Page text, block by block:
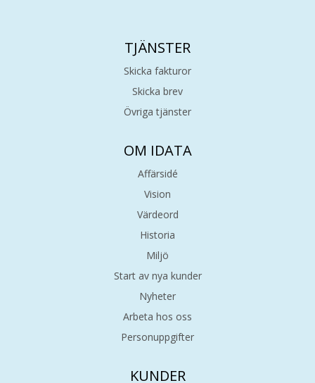
TJÄNSTER
Skicka fakturor
Skicka brev
Övriga tjänster
OM IDATA
Affärsidé
Vision
Värdeord
Historia
Miljö
Start av nya kunder
Nyheter
Arbeta hos oss
Personuppgifter
KUNDER